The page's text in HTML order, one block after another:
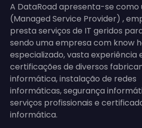
A DataRoad apresenta-se como
(Managed Service Provider) ,
presta serviços de IT geridos
sendo uma empresa com know
especializado, vasta experiência
certificações de diversos
informática, instalação de redes
informáticas, segurança
serviços profissionais e
informática.